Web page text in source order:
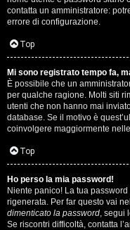
t
a
A
r
g
o
m
e
contatta un amministratore:
errore di configurazione.
Top
Mi sono registrato tempo fa,
È possibile che un
per qualche ragione. Molti siti
utenti che non hanno mai
database. Se il motivo è
coinvolgere maggiormente
Top
Ho perso la mia password!
Niente panico! La tua
rigenerata. Per far questo vai
dimenticato la password, segui
Se riscontri difficoltà, contatta
t
i
n
o
i
n
T
o
u